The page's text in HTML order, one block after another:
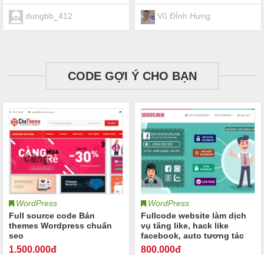
dungbb_412 Vũ ĐÌnh Hưng
CODE GỢI Ý CHO BẠN
WordPress
Full source code Bán
themes Wordpress chuẩn
seo
1.500.000đ
WordPress
Fullcode website làm dịch
vụ tăng like, hack like
facebook, auto tương tác
like fanpage facebook
800.000đ